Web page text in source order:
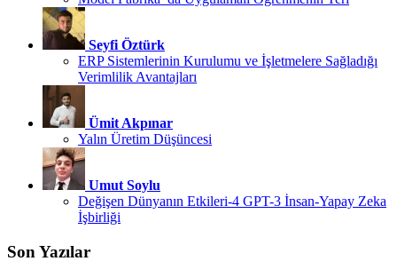
Seyfi Öztürk
ERP Sistemlerinin Kurulumu ve İşletmelere Sağladığı
Verimlilik Avantajları
Ümit Akpınar
Yalın Üretim Düşüncesi
Umut Soylu
Değişen Dünyanın Etkileri-4 GPT-3 İnsan-Yapay Zeka
İşbirliği
Son Yazılar